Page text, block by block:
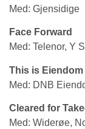
Med: Gjensidige
Face Forward
Med: Telenor, Y
This is Eiendom
Med: DNB
Cleared for
Med: Widerøe,